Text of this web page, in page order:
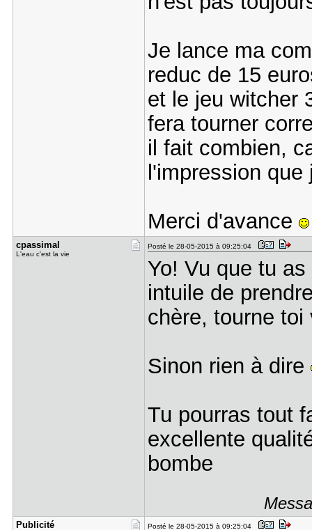
Je lance ma
reduc de 15
et le jeu witcher
fera tourner
il fait combien,
l'impression
Merci d'avance
cpassimal
L'eau c'est la vie
Posté le 28-05-2015 à 09:25:04
Yo! Vu que tu
intuile de
chère, tourne
Sinon rien à dire
Tu pourras tout
excellente
bombe
Publicité Posté le 28-05-2015 à 09:25:04